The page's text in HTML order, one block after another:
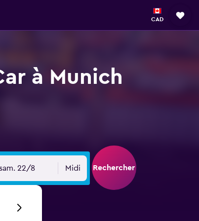
CAD
à Munich
22/8 Midi Rechercher